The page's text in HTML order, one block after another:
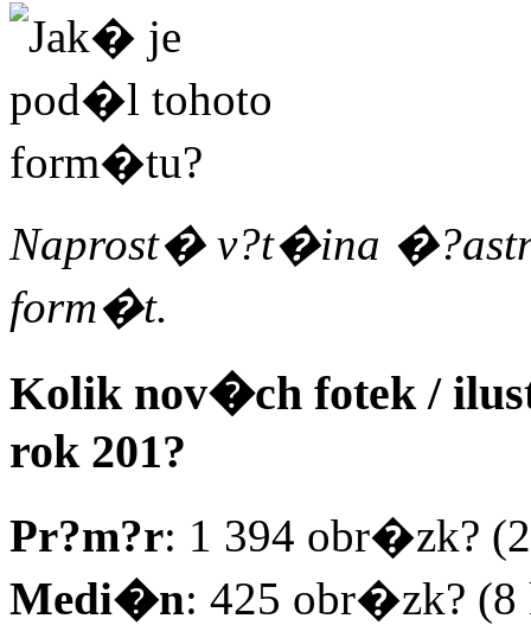
Naprost� v?t�ina
form�t.
Kolik nov�ch fotek /
rok 201?
Pr?m?r: 1 394 obr�zk?
Medi�n: 425 obr�zk?